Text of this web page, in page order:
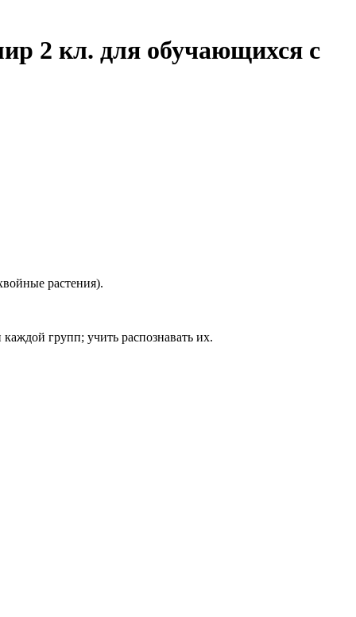
2 кл. для обучающихся с
растения).
групп; учить распознавать их.